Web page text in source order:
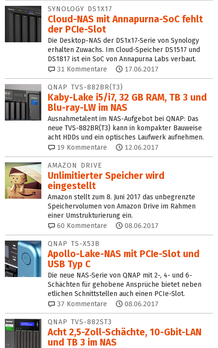
SYNOLOGY DS1X17
Cloud-NAS mit Annapurna-SoC fehlt
der PCIe-Slot
Die Desktop-NAS der DS1x17-Serie von Synology
erhalten Zuwachs. Im Cloud-Speicher DS1517 und
DS1817 ist ein SoC von Annapurna Labs verbaut.
31 Kommentare 17.06.2017
QNAP TVS-882BR(T3)
Kaby-Lake i5/i7, 32 GB RAM, TB 3 und
Blu-ray-LW im NAS
Ausnahmetalent im NAS-Aufgebot bei QNAP: Das
neue TVS-882BR(T3) kann in kompakter Bauweise
acht HDDs und ein optisches Laufwerk aufnehmen.
19 Kommentare 12.06.2017
AMAZON DRIVE
Unlimitierter Speicher wird
eingestellt
Amazon stellt zum 8. Juni 2017 das unbegrenzte
Speichervolumen von Amazon Drive im Rahmen
einer Umstrukturierung ein.
60 Kommentare 08.06.2017
QNAP TS-X53B
Apollo-Lake-NAS mit PCIe-Slot und
USB Typ C
Die neue NAS-Serie von QNAP mit 2-, 4- und 6-
Schächten für gehobene Ansprüche bietet neben
etlichen Schnittstellen auch einen PCIe-Slot.
37 Kommentare 08.06.2017
QNAP TVS-882ST3
Acht 2,5-Zoll-Schächte, 10-Gbit-LAN
und TB 3 im NAS